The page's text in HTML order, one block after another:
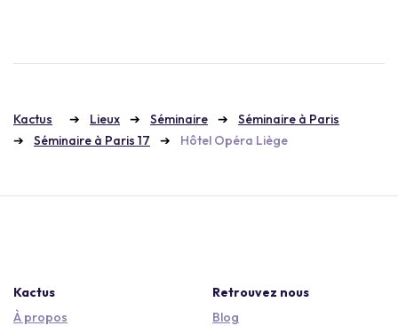
Kactus Lieux Séminaire
Séminaire à Paris
Séminaire à Paris 17
Hôtel Opéra Liège
Kactus
À propos
Retrouvez nous
Blog